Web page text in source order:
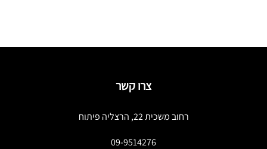
צרו קשר
רחוב משכית 22, הרצליה פיתוח
09-9514276